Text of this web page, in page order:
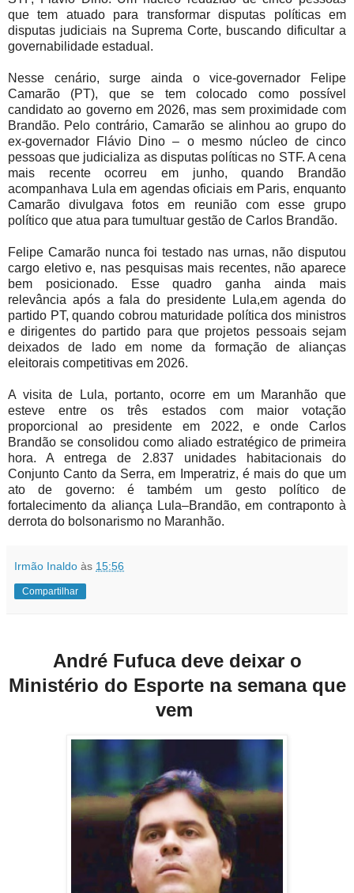
que tem atuado para transformar disputas políticas em
disputas judiciais na Suprema Corte, buscando dificultar a
governabilidade estadual.
Nesse cenário, surge ainda o vice-governador Felipe
Camarão (PT), que se tem colocado como possível
candidato ao governo em 2026, mas sem proximidade com
Brandão. Pelo contrário, Camarão se alinhou ao grupo do
ex-governador Flávio Dino – o mesmo núcleo de cinco
pessoas que judicializa as disputas políticas no STF. A cena
mais recente ocorreu em junho, quando Brandão
acompanhava Lula em agendas oficiais em Paris, enquanto
Camarão divulgava fotos em reunião com esse grupo
político que atua para tumultuar gestão de Carlos Brandão.
Felipe Camarão nunca foi testado nas urnas, não disputou
cargo eletivo e, nas pesquisas mais recentes, não aparece
bem posicionado. Esse quadro ganha ainda mais
relevância após a fala do presidente Lula,em agenda do
partido PT, quando cobrou maturidade política dos ministros
e dirigentes do partido para que projetos pessoais sejam
deixados de lado em nome da formação de alianças
eleitorais competitivas em 2026.
A visita de Lula, portanto, ocorre em um Maranhão que
esteve entre os três estados com maior votação
proporcional ao presidente em 2022, e onde Carlos
Brandão se consolidou como aliado estratégico de primeira
hora. A entrega de 2.837 unidades habitacionais do
Conjunto Canto da Serra, em Imperatriz, é mais do que um
ato de governo: é também um gesto político de
fortalecimento da aliança Lula–Brandão, em contraponto à
derrota do bolsonarismo no Maranhão.
Irmão Inaldo às 15:56
Compartilhar
André Fufuca deve deixar o
Ministério do Esporte na semana que
vem